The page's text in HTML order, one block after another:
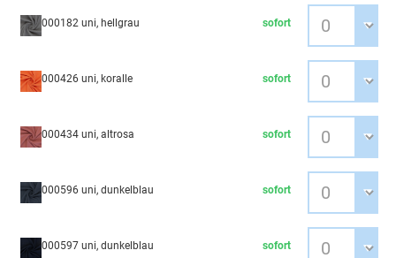
000182 uni, hellgrau sofort
000426 uni, koralle sofort
000434 uni, altrosa sofort
000596 uni, dunkelblau sofort
000597 uni, dunkelblau sofort